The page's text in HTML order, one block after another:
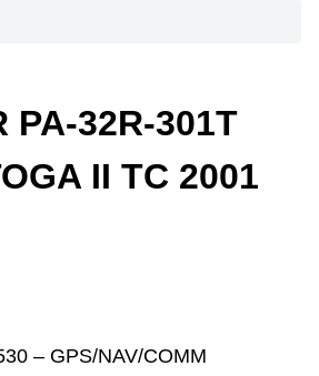
PA-32R-301T
II TC 2001
– GPS/NAV/COMM